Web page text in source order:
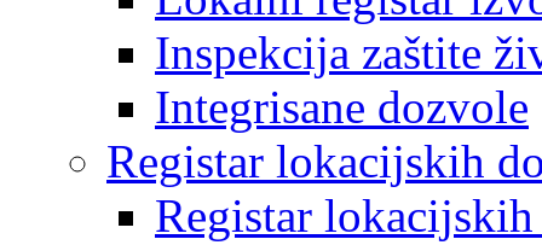
Inspekcija zaštite
Integrisane dozvole
Registar lokacijskih
Registar